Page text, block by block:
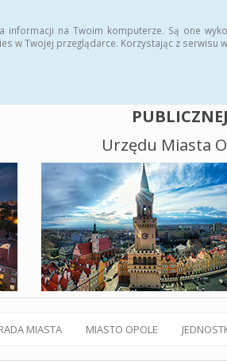
na Twoim komputerze. Są one
w Twojej przeglądarce. Korzystając z serwisu
PUBLICZNEJ
Urzędu Miasta
MIASTA MIASTO OPOLE